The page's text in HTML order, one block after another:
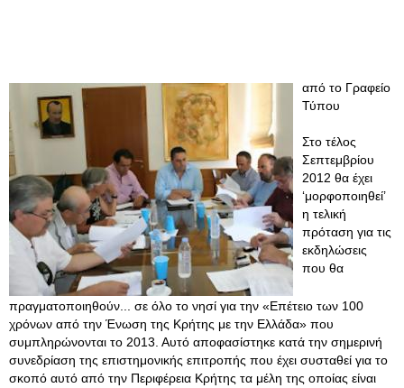
από το Γραφείο
Τύπου
Στο τέλος
Σεπτεμβρίου
2012 θα έχει
‘μορφοποιηθεί’
η τελική
πρόταση για τις
εκδηλώσεις
που θα
πραγματοποιηθούν... σε όλο το νησί για την «Επέτειο των 100
χρόνων από την Ένωση της Κρήτης με την Ελλάδα» που
συμπληρώνονται το 2013. Αυτό αποφασίστηκε κατά την σημερινή
συνεδρίαση της επιστημονικής επιτροπής που έχει συσταθεί για το
σκοπό αυτό από την Περιφέρεια Κρήτης τα μέλη της οποίας είναι